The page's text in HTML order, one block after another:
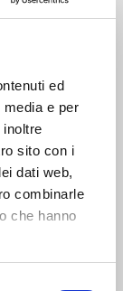
ed
e per
sito con i
dati web,
combinarle
che hanno
0-5
anni